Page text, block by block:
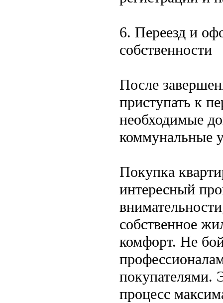
6. Переезд и
собственности
После
приступать к
необходимые
коммунальные
Покупка
интересный
собственное
комфорт. Не
покупателями.
процесс